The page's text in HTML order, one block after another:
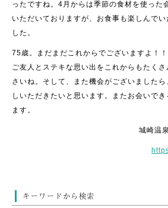
ったですね。4月からは季節の食材を使った
いただいておりますが、お食事も楽しんでい
した。
75歳。まだまだこれからでございますよ！
ご友人とステキな思い出をこれからもたく
さいね。そして、また機会がございました
しいただきたいと思います。またお会いで
ます。
城崎温
キーワードから検索